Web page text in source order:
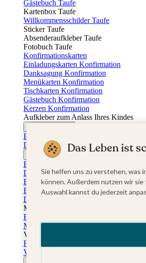
Gästebuch Taufe
Kartenbox Taufe
Willkommensschilder Taufe
Sticker Taufe
Absenderaufkleber Taufe
Fotobuch Taufe
Konfirmationskarten
Einladungskarten Konfirmation
Danksagung Konfirmation
Menükarten Konfirmation
Tischkarten Konfirmation
Gästebuch Konfirmation
Kerzen Konfirmation
Aufkleber zum Anlass Ihres Kindes
Einladungskarten Firmung
Dankeskarten Firmung
Jugendweihekarten
Einladungskarten Jugendweihe
Dankeskarten Jugendweihe
Einschulungskarten
Einladungskarten Einschulung
Danksagung Einschulung
Muttertag
Fotogeschenke Muttertag
Muttertagskarten
Vatertag
Fotogeschenke Vatertag
Vatertagskarten
Das Leben ist
Sie helfen uns zu verstehen,
können. Außerdem nutzen wir
Auswahl kannst du jederzeit